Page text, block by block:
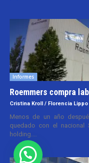
Informes
Roemmers compra
Cristina Kroll / Florencia Lippo
Menos de un año
quedado con el nacional
holding....